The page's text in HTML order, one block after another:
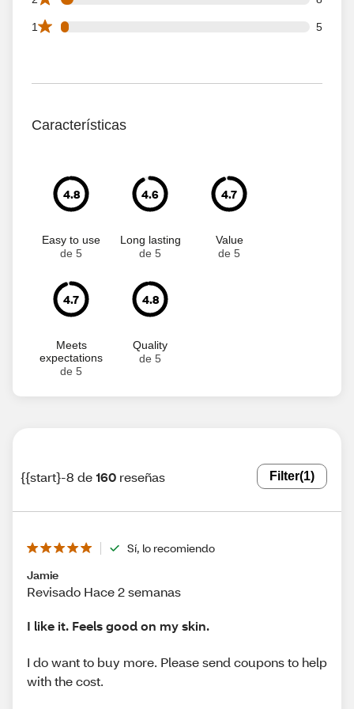
1 5
5 1 star reviews out of 160 reviews
Características
4.8
Easy to use
de 5
4.6
Long lasting
de 5
4.7
Value
de 5
4.7
Meets
expectations
de 5
4.8
Quality
de 5
{{start}-8 de160 reseñas Filter(1)
Sí, lo recomiendo
Jamie
Revisado Hace 2 semanas
I like it. Feels good on my skin.
I do want to buy more. Please send coupons to help
with the cost.